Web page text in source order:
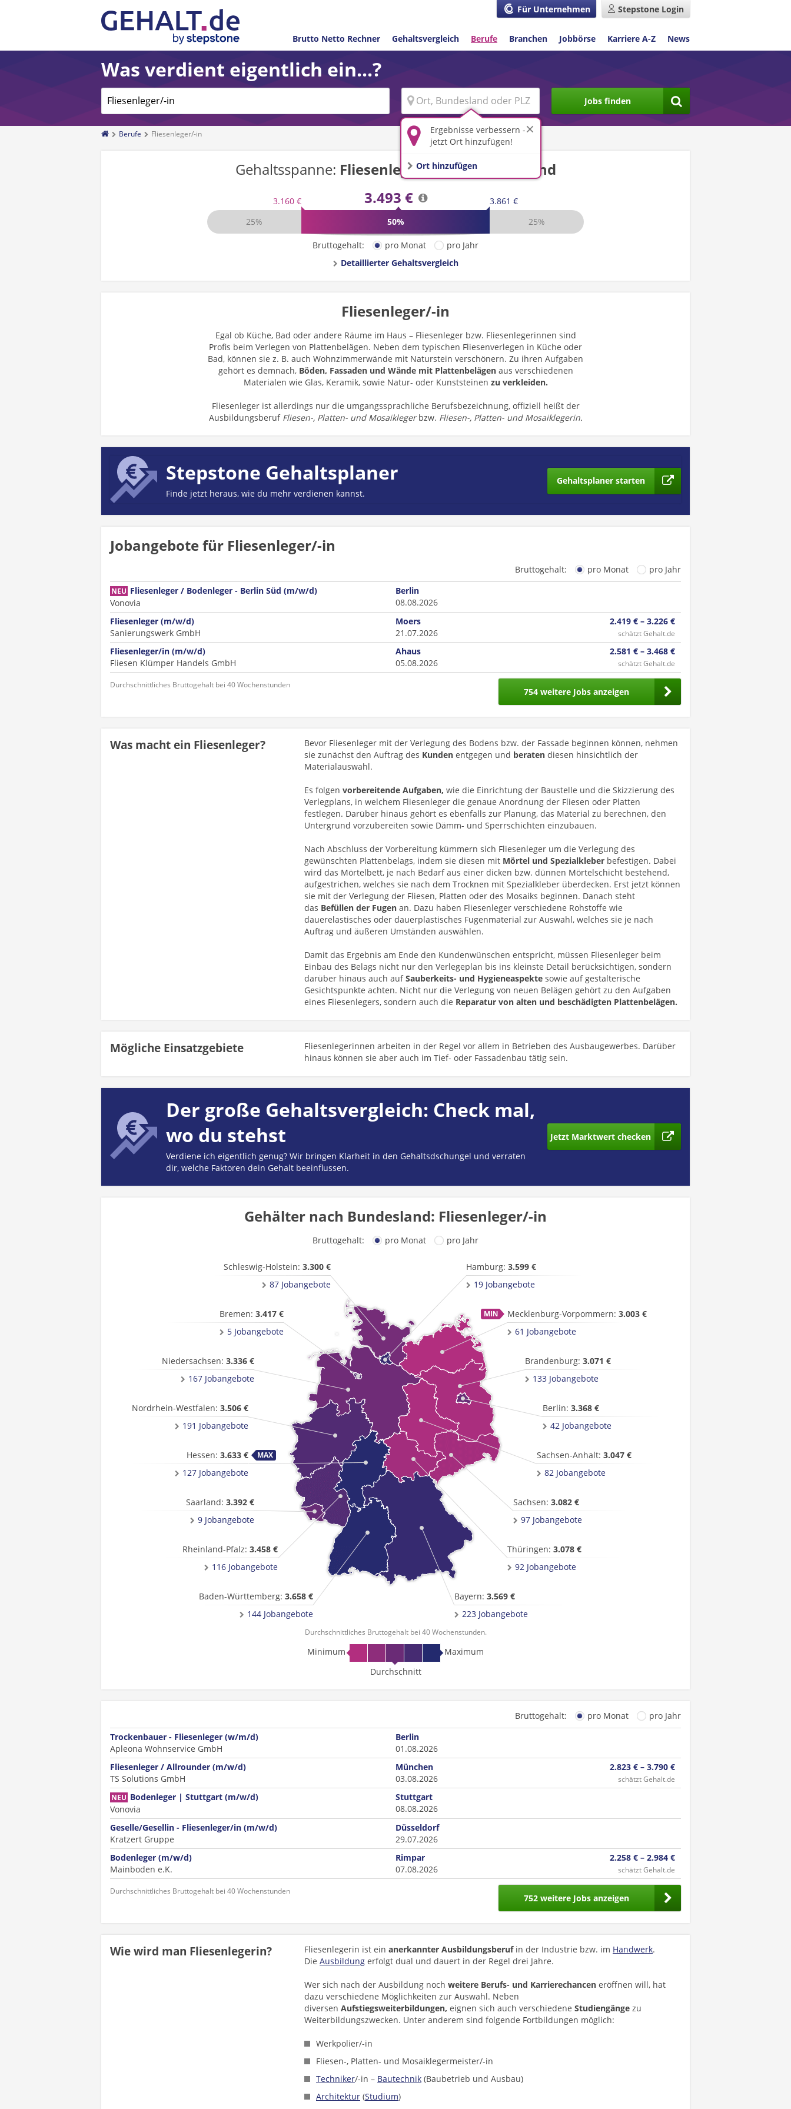
Für Unternehmen Stepstone Login
Brutto Netto Rechner Gehaltsvergleich Berufe Branchen Jobbörse Karriere A-Z News
Was verdient eigentlich ein...?
Ergebnisse verbessern -
jetzt Ort hinzufügen!
Ort hinzufügen
Jobs finden
Berufe Fliesenleger/-in
Gehaltsspanne: Fliesenleger/-ininDeutschland
3.160 € 3.493 €
3.861 €
25%
50% 25%
Bruttogehalt: pro Monat
pro Jahr
Detaillierter Gehaltsvergleich
Fliesenleger/-in
Egal ob Küche, Bad oder andere Räume im Haus – Fliesenleger bzw. Fliesenlegerinnen sind
Profis beim Verlegen von Plattenbelägen. Neben dem typischen Fliesenverlegen in Küche oder
Bad, können sie z. B. auch Wohnzimmerwände mit Naturstein verschönern. Zu ihren Aufgaben
gehört es demnach, Böden, Fassaden und Wände mit Plattenbelägen aus verschiedenen
Materialen wie Glas, Keramik, sowie Natur- oder Kunststeinen zu verkleiden.
Fliesenleger ist allerdings nur die umgangssprachliche Berufsbezeichnung, offiziell heißt der
Ausbildungsberuf Fliesen-, Platten- und Mosaiklegerbzw. Fliesen-, Platten- und Mosaiklegerin.
Stepstone Gehaltsplaner
Finde jetzt heraus, wie du mehr verdienen kannst.
Gehaltsplaner starten
Jobangebote für Fliesenleger/-in
Bruttogehalt: pro Monat pro Jahr
NEU Fliesenleger / Bodenleger - Berlin Süd (m/w/d)
Vonovia
Berlin
08.08.2026
Fliesenleger (m/w/d)
Sanierungswerk GmbH
Moers
21.07.2026
2.419 € – 3.226 €
schätzt Gehalt.de
Fliesenleger/in (m/w/d)
Fliesen Klümper Handels GmbH
Ahaus
05.08.2026
2.581 € – 3.468 €
schätzt Gehalt.de
Durchschnittliches Bruttogehalt bei 40 Wochenstunden
754 weitere Jobs anzeigen
Was macht ein Fliesenleger?
Bevor Fliesenleger mit der Verlegung des Bodens bzw. der Fassade beginnen können, nehmen
sie zunächst den Auftrag des Kunden entgegen und beraten diesen hinsichtlich der
Materialauswahl.
Es folgen vorbereitende Aufgaben, wie die Einrichtung der Baustelle und die Skizzierung des
Verlegplans, in welchem Fliesenleger die genaue Anordnung der Fliesen oder Platten
festlegen. Darüber hinaus gehört es ebenfalls zur Planung, das Material zu berechnen, den
Untergrund vorzubereiten sowie Dämm- und Sperrschichten einzubauen.
Nach Abschluss der Vorbereitung kümmern sich Fliesenleger um die Verlegung des
gewünschten Plattenbelags, indem sie diesen mit Mörtel und Spezialkleber befestigen. Dabei
wird das Mörtelbett, je nach Bedarf aus einer dicken bzw. dünnen Mörtelschicht bestehend,
aufgestrichen, welches sie nach dem Trocknen mit Spezialkleber überdecken. Erst jetzt können
sie mit der Verlegung der Fliesen, Platten oder des Mosaiks beginnen. Danach steht
das Befüllen der Fugen an. Dazu haben Fliesenleger verschiedene Rohstoffe wie
dauerelastisches oder dauerplastisches Fugenmaterial zur Auswahl, welches sie je nach
Auftrag und äußeren Umständen auswählen.
Damit das Ergebnis am Ende den Kundenwünschen entspricht, müssen Fliesenleger beim
Einbau des Belags nicht nur den Verlegeplan bis ins kleinste Detail berücksichtigen, sondern
darüber hinaus auch aufSauberkeits- und Hygieneaspekte sowie auf gestalterische
Gesichtspunkte achten. Nicht nur die Verlegung von neuen Belägen gehört zu den Aufgaben
eines Fliesenlegers, sondern auch die Reparatur von alten und beschädigten Plattenbelägen.
Mögliche Einsatzgebiete
Fliesenlegerinnen arbeiten in der Regel vor allem in Betrieben des Ausbaugewerbes. Darüber
hinaus können sie aber auch im Tief- oder Fassadenbau tätig sein.
Der große Gehaltsvergleich: Check mal,
wo du stehst
Verdiene ich eigentlich genug? Wir bringen Klarheit in den Gehaltsdschungel und verraten
dir, welche Faktoren dein Gehalt beeinflussen.
Jetzt Marktwert checken
Gehälter nach Bundesland: Fliesenleger/-in
Bruttogehalt: pro Monat pro Jahr
Baden-Württemberg: 3.658 €
144 Jobangebote
Bayern: 3.569 €
223 Jobangebote
Berlin: 3.368 €
42 Jobangebote
Brandenburg: 3.071 €
133 Jobangebote
Bremen: 3.417 €
5 Jobangebote
Hamburg: 3.599 €
19 Jobangebote
Hessen: 3.633 €
127 Jobangebote
Mecklenburg-Vorpommern: 3.003 €
61 Jobangebote
Niedersachsen: 3.336 €
167 Jobangebote
Nordrhein-Westfalen: 3.506 €
191 Jobangebote
Rheinland-Pfalz: 3.458 €
116 Jobangebote
Saarland: 3.392 €
9 Jobangebote
Sachsen: 3.082 €
97 Jobangebote
Sachsen-Anhalt: 3.047 €
82 Jobangebote
Schleswig-Holstein: 3.300 €
87 Jobangebote
Thüringen: 3.078 €
92 Jobangebote
Durchschnittliches Bruttogehalt bei 40 Wochenstunden.
Minimum
Maximum
Durchschnitt
Bruttogehalt: pro Monat
pro Jahr
Trockenbauer - Fliesenleger (w/m/d)
Apleona Wohnservice GmbH
Berlin
01.08.2026
Fliesenleger / Allrounder (m/w/d)
TS Solutions GmbH
München
03.08.2026
2.823 € – 3.790 €
schätzt Gehalt.de
NEU Bodenleger | Stuttgart (m/w/d)
Vonovia
Stuttgart
08.08.2026
Geselle/Gesellin - Fliesenleger/in (m/w/d)
Kratzert Gruppe
Düsseldorf
29.07.2026
Bodenleger (m/w/d)
Mainboden e.K.
Rimpar
07.08.2026
2.258 € – 2.984 €
schätzt Gehalt.de
Durchschnittliches Bruttogehalt bei 40 Wochenstunden
752 weitere Jobs anzeigen
Wie wird man Fliesenlegerin? Fliesenlegerin ist ein anerkannter Ausbildungsberufin der Industrie bzw. im Handwerk.
Die Ausbildung erfolgt dual und dauert in der Regel drei Jahre.
Wer sich nach der Ausbildung noch weitere Berufs- und Karrierechancen eröffnen will, hat
dazu verschiedene Möglichkeiten zur Auswahl. Neben
diversen Aufstiegsweiterbildungen, eignen sich auch verschiedene Studiengänge zu
Weiterbildungszwecken. Unter anderem sind folgende Fortbildungen möglich:
Werkpolier/-in
Fliesen-, Platten- und Mosaiklegermeister/-in
Techniker/-in – Bautechnik (Baubetrieb und Ausbau)
Architektur (Studium)